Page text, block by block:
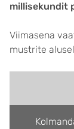
millisekundit
Viimasena
mustrite